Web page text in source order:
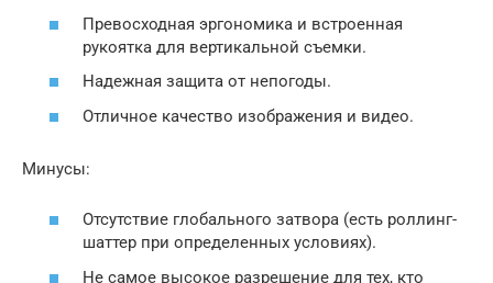
Превосходная эргономика и встроенная
рукоятка для вертикальной съемки.
Надежная защита от непогоды.
Отличное качество изображения и видео.
Минусы:
Отсутствие глобального затвора (есть роллинг-
шаттер при определенных условиях).
Не самое высокое разрешение для тех, кто